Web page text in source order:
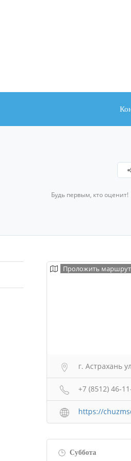
Будь первым, кто оценит!
Проложить маршрут
г. Астрахань
+7 (8512) 46-
https://
Суббота